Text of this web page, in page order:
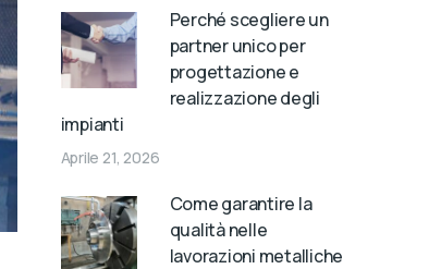
Perché scegliere un
partner unico per
progettazione e
realizzazione degli
impianti
Aprile 21, 2026
Come garantire la
qualità nelle
lavorazioni metalliche